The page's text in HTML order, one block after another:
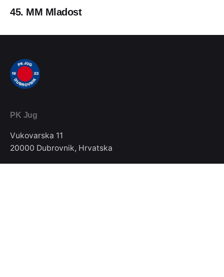
45. MM Mladost
PK Jug
Vukovarska 11
20000 Dubrovnik, Hrvatska